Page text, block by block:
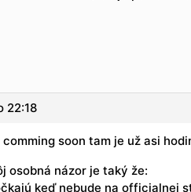
22:18
comming soon tam je už asi
osobná názor je taký že:
keď nebude na officialnej